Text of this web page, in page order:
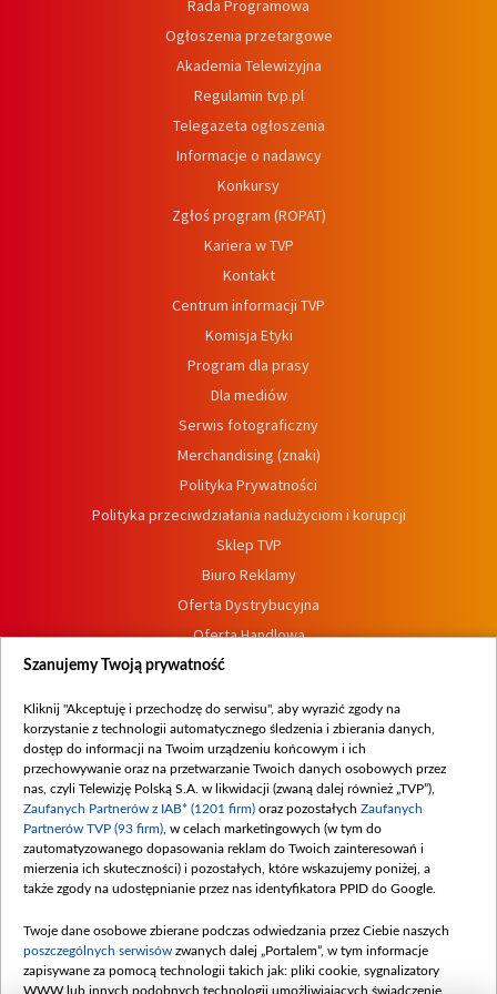
Rada Programowa
Ogłoszenia przetargowe
Akademia Telewizyjna
Regulamin tvp.pl
Telegazeta ogłoszenia
Informacje o nadawcy
Konkursy
Zgłoś program (ROPAT)
Kariera w TVP
Kontakt
Centrum informacji TVP
Komisja Etyki
Program dla prasy
Dla mediów
Serwis fotograficzny
Merchandising (znaki)
Polityka Prywatności
Polityka przeciwdziałania nadużyciom i korupcji
Sklep TVP
Biuro Reklamy
Oferta Dystrybucyjna
Oferta Handlowa
Dostępność
Procedura zgłoszeń wewnętrznych
Szanujemy Twoją prywatność
Kliknij "Akceptuję i przechodzę do serwisu", aby wyrazić zgody na
korzystanie z technologii automatycznego śledzenia i zbierania danych,
dostęp do informacji na Twoim urządzeniu końcowym i ich
przechowywanie oraz na przetwarzanie Twoich danych osobowych przez
nas, czyli Telewizję Polską S.A. w likwidacji (zwaną dalej również „TVP”),
Zaufanych Partnerów z IAB* (1201 firm) oraz pozostałych Zaufanych
Partnerów TVP (93 firm) , w celach marketingowych (w tym do
zautomatyzowanego dopasowania reklam do Twoich zainteresowań i
mierzenia ich skuteczności) i pozostałych, które wskazujemy poniżej, a
także zgody na udostępnianie przez nas identyfikatora PPID do Google.
Twoje dane osobowe zbierane podczas odwiedzania przez Ciebie naszych
poszczególnych serwisów zwanych dalej „Portalem”, w tym informacje
zapisywane za pomocą technologii takich jak: pliki cookie, sygnalizatory
WWW lub innych podobnych technologii umożliwiających świadczenie